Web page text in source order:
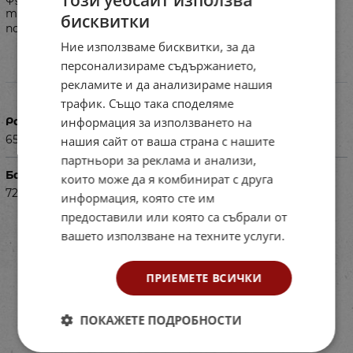
тенджера с капак и тиган, безжичен телефон с
подвижна слушалка.
Характеристики
Размери в см
65,3 х 30 х 97,3
Баркод (ISBN, UPC, др.)
724583724
бисквитки
Ние използваме бисквитки, за да
персонализираме съдържанието,
рекламите и да анализираме нашия
трафик. Също така споделяме
информация за използването на
нашия сайт от ваша страна с нашите
партньори за реклама и анализи,
които може да я комбинират с друга
информация, която сте им
предоставили или която са събрали от
вашето използване на техните услуги.
ПРИЕМЕТЕ ВСИЧКИ
ПОКАЖЕТЕ ПОДРОБНОСТИ